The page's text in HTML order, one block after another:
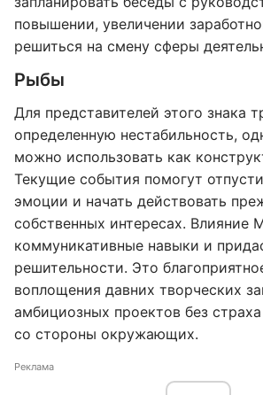
повышении, увеличении
решиться на смену сферы
Рыбы
Для представителей этого знака
определенную нестабильность,
можно использовать как
Текущие события помогут
эмоции и начать действовать
собственных интересах. Влияние
коммуникативные навыки и
решительности. Это
воплощения давних творческих
амбициозных проектов без
со стороны окружающих.
Реклама